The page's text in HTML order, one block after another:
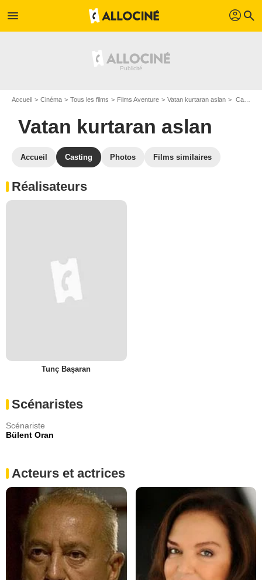
menu profil search
Accueil Cinéma Tous les films Films Aventure Vatan kurtaran aslan Casting Vatan kurtaran aslan
Vatan kurtaran aslan
Accueil Casting Photos Films similaires
Réalisateurs
Tunç Başaran
Scénaristes
Scénariste
Bülent Oran
Acteurs et actrices